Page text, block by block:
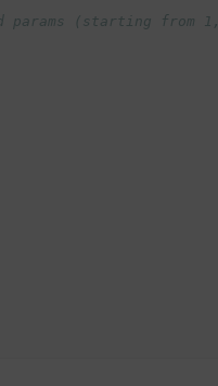
params (starting from 1,